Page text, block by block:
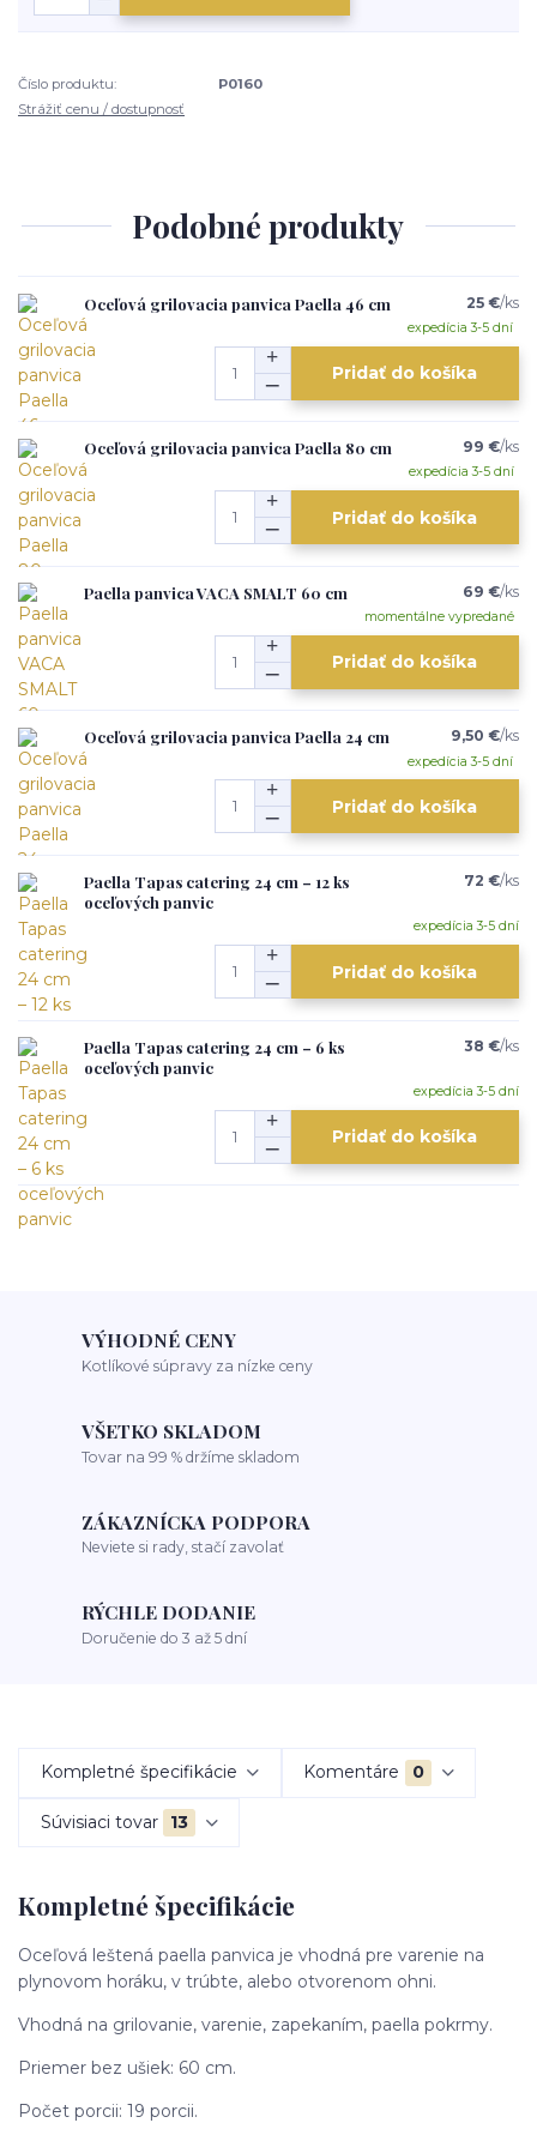
Číslo produktu:
P0160
Strážiť cenu / dostupnosť
Podobné produkty
Oceľová grilovacia panvica Paella 46 cm 25 €/ks
expedícia 3-5 dní
Pridať do košíka
Oceľová grilovacia panvica Paella 80 cm 99 €/ks
expedícia 3-5 dní
Pridať do košíka
Paella panvica VACA SMALT 60 cm 69 €/ks
momentálne vypredané
Pridať do košíka
Oceľová grilovacia panvica Paella 24 cm 9,50 €/ks
expedícia 3-5 dní
Pridať do košíka
Paella Tapas catering 24 cm – 12 ks
oceľových panvic
72 €/ks
expedícia 3-5 dní
Pridať do košíka
Paella Tapas catering 24 cm – 6 ks
oceľových panvic
38 €/ks
expedícia 3-5 dní
Pridať do košíka
VÝHODNÉ CENY
Kotlíkové súpravy za nízke ceny
VŠETKO SKLADOM
Tovar na 99 % držíme skladom
ZÁKAZNÍCKA PODPORA
Neviete si rady, stačí zavolať
RÝCHLE DODANIE
Doručenie do 3 až 5 dní
Kompletné špecifikácie Komentáre 0
Súvisiaci tovar 13
Kompletné špecifikácie
Oceľová leštená paella panvica je vhodná pre varenie na
plynovom horáku, v trúbte, alebo otvorenom ohni.
Vhodná na grilovanie, varenie, zapekaním, paella pokrmy.
Priemer bez ušiek: 60 cm.
Počet porcii: 19 porcii.